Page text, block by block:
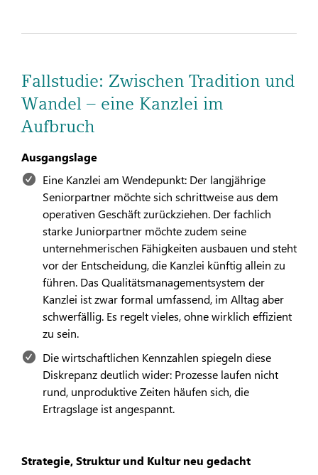
Fallstudie: Zwischen Tradition und
Wandel – eine Kanzlei im
Aufbruch
Ausgangslage
Eine Kanzlei am Wendepunkt: Der langjährige
Seniorpartner möchte sich schrittweise aus dem
operativen Geschäft zurückziehen. Der fachlich
starke Juniorpartner möchte zudem seine
unternehmerischen Fähigkeiten ausbauen und steht
vor der Entscheidung, die Kanzlei künftig allein zu
führen. Das Qualitätsmanagementsystem der
Kanzlei ist zwar formal umfassend, im Alltag aber
schwerfällig. Es regelt vieles, ohne wirklich effizient
zu sein.
Die wirtschaftlichen Kennzahlen spiegeln diese
Diskrepanz deutlich wider: Prozesse laufen nicht
rund, unproduktive Zeiten häufen sich, die
Ertragslage ist angespannt.
Strategie, Struktur und Kultur neu gedacht